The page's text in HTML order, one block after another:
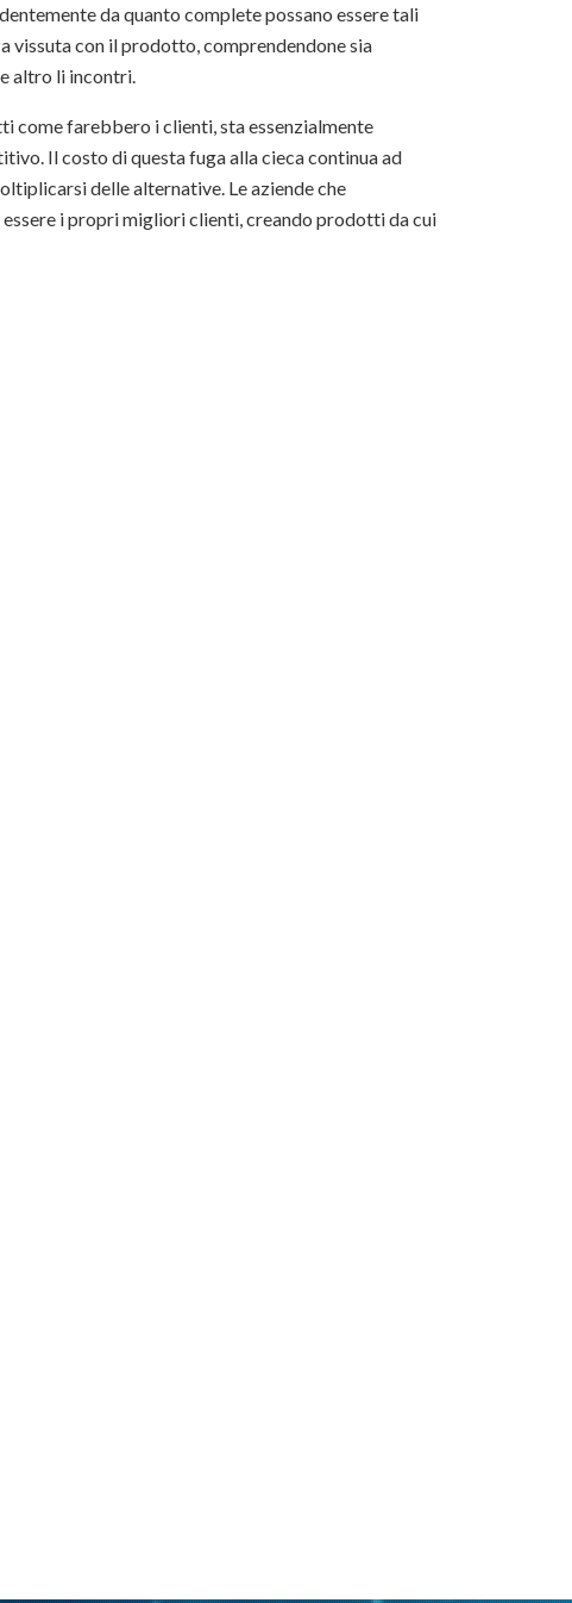
da quanto complete possano essere tali
vissuta con il prodotto, comprendendone sia
altro li incontri.
come farebbero i clienti, sta essenzialmente
Il costo di questa fuga alla cieca continua ad
delle alternative. Le aziende che
i propri migliori clienti, creando prodotti da cui